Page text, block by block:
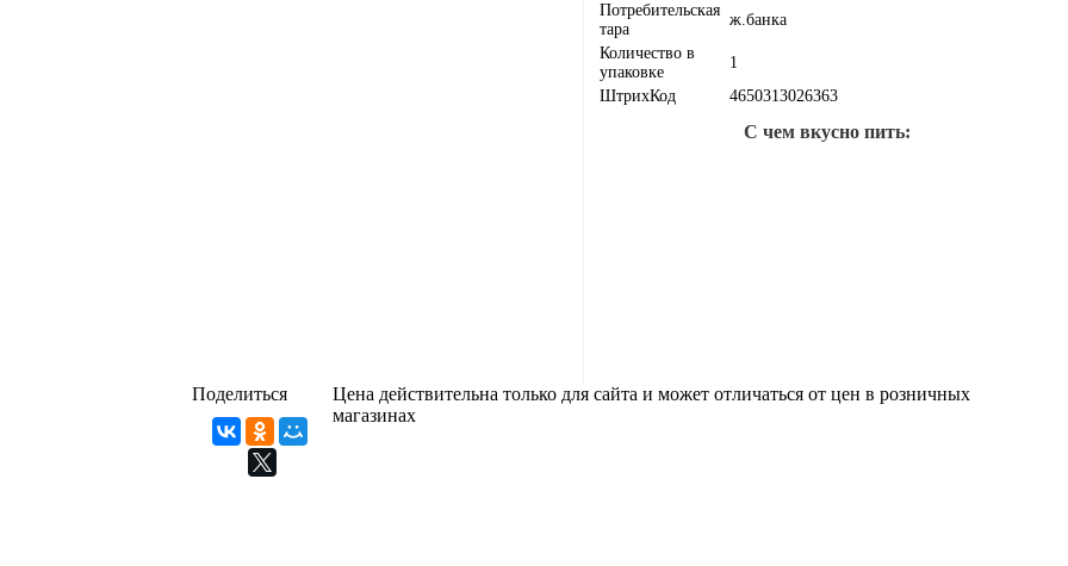
Потребительская
тара
ж.банка
Количество в
упаковке
1
ШтрихКод
4650313026363
С чем вкусно пить:
Поделиться
Цена действительна только для сайта и может отличаться от цен в розничных
магазинах